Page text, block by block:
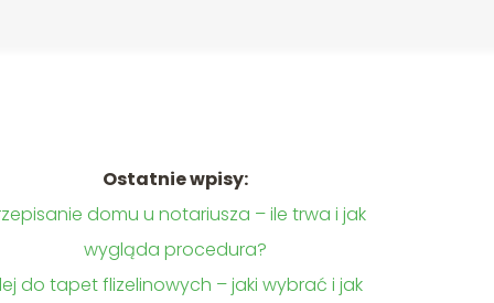
Ostatnie wpisy:
domu u notariusza – ile trwa i jak
wygląda procedura?
do tapet flizelinowych – jaki wybrać i jak